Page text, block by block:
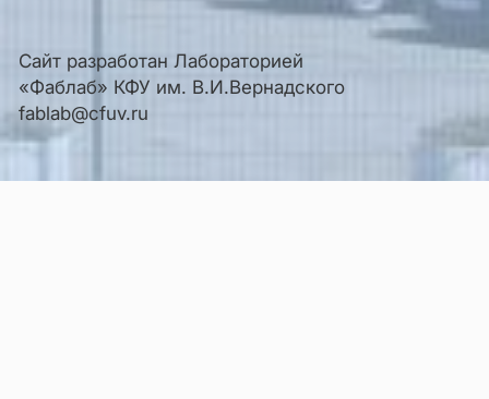
Сайт разработан Лабораторией
«Фаблаб» КФУ им. В.И.Вернадского
fablab@cfuv.ru